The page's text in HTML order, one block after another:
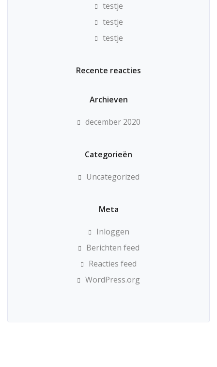
testje
testje
testje
Recente reacties
Archieven
december 2020
Categorieën
Uncategorized
Meta
Inloggen
Berichten feed
Reacties feed
WordPress.org